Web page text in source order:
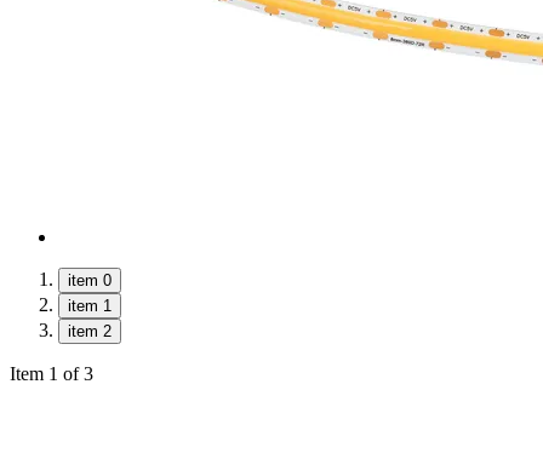
item 0
item 1
item 2
Item 1 of 3